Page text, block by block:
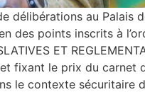
délibérations au Palais
des points inscrits à
ET
fixant le prix du carnet
le contexte sécuritaire